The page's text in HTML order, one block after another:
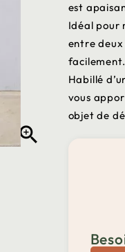

est
Idéal pour
entre deux
facilement.
Habillé
vous
objet de